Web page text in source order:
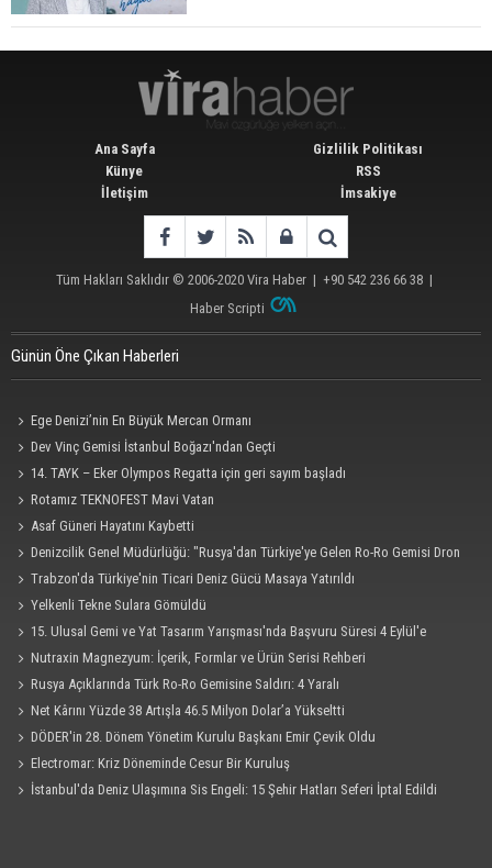
Ana Sayfa
Künye
İletişim
Gizlilik Politikası
RSS
İmsakiye
Tüm Hakları Saklıdır © 2006-2020 Vira Haber | +90 542 236 66 38 |
Haber Scripti
Günün Öne Çıkan Haberleri
Ege Denizi’nin En Büyük Mercan Ormanı
Dev Vinç Gemisi İstanbul Boğazı'ndan Geçti
14. TAYK – Eker Olympos Regatta için geri sayım başladı
Rotamız TEKNOFEST Mavi Vatan
Asaf Güneri Hayatını Kaybetti
Denizcilik Genel Müdürlüğü: "Rusya'dan Türkiye'ye Gelen Ro-Ro Gemisi Dron
Saldırısına Uğradı"
Trabzon'da Türkiye'nin Ticari Deniz Gücü Masaya Yatırıldı
Yelkenli Tekne Sulara Gömüldü
15. Ulusal Gemi ve Yat Tasarım Yarışması'nda Başvuru Süresi 4 Eylül'e
Uzatıldı
Nutraxin Magnezyum: İçerik, Formlar ve Ürün Serisi Rehberi
Rusya Açıklarında Türk Ro-Ro Gemisine Saldırı: 4 Yaralı
Net Kârını Yüzde 38 Artışla 46.5 Milyon Dolar’a Yükseltti
DÖDER'in 28. Dönem Yönetim Kurulu Başkanı Emir Çevik Oldu
Electromar: Kriz Döneminde Cesur Bir Kuruluş
İstanbul'da Deniz Ulaşımına Sis Engeli: 15 Şehir Hatları Seferi İptal Edildi